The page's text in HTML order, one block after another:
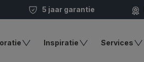
5 jaar garantie
Inspiratie Services